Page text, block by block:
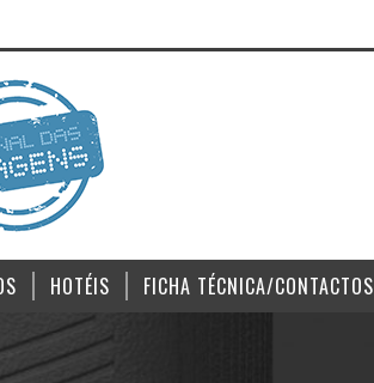
HOTÉIS FICHA TÉCNICA/CONTACTOS